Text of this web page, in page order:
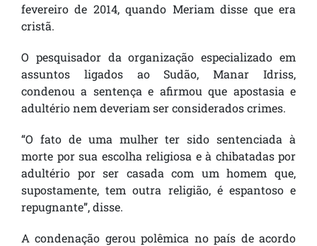
fevereiro de 2014, quando Meriam disse que era
cristã.
O pesquisador da organização especializado em
assuntos ligados ao Sudão, Manar Idriss,
condenou a sentença e afirmou que apostasia e
adultério nem deveriam ser considerados crimes.
“O fato de uma mulher ter sido sentenciada à
morte por sua escolha religiosa e à chibatadas por
adultério por ser casada com um homem que,
supostamente, tem outra religião, é espantoso e
repugnante”, disse.
A condenação gerou polêmica no país de acordo